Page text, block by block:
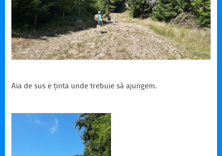
Aia de sus e ținta unde trebuie să ajungem.